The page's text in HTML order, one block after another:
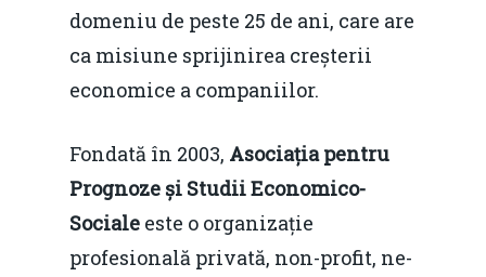
domeniu de peste 25 de ani, care are
ca misiune sprijinirea creșterii
economice a companiilor.
Fondată în 2003, Asociația pentru
Prognoze și Studii Economico-
Sociale este o organizație
profesională privată, non-profit, ne-
Foto
resurselor naturale
Piaţa gazelor naturale:
predictibilitate,
concurenţă.
Video
economie
Contact
Burse pentru